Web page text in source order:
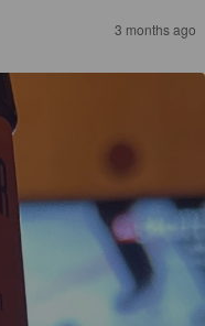
3 months ago